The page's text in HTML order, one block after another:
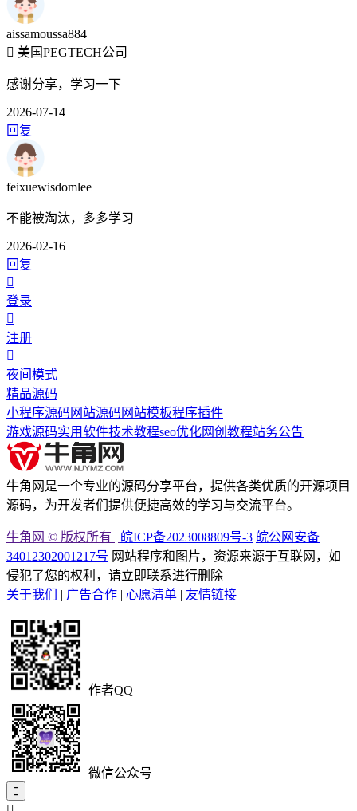
aissamoussa884
美国PEGTECH公司
感谢分享，学习一下
2026-07-14
回复
feixuewisdomlee
不能被淘汰，多多学习
2026-02-16
回复
登录
注册
夜间模式
精品源码
小程序源码 网站源码 网站模板程序插件
游戏源码实用软件技术教程seo优化网创教程站务公告
牛角网是一个专业的源码分享平台，提供各类优质的开源项目
源码，为开发者们提供便捷高效的学习与交流平台。
牛角网 © 版权所有 | 皖ICP备2023008809号-3 皖公网安备
34012302001217号 网站程序和图片，资源来源于互联网，如
侵犯了您的权利，请立即联系进行删除
关于我们
| 广告合作 | 心愿清单 | 友情链接
作者QQ
微信公众号